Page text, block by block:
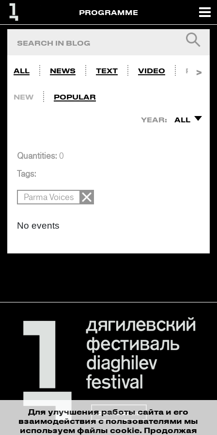
PROGRAMME
ALL NEWS TEXT VIDEO PHOTO
NEW POPULAR
YEAR: ALL
Quantities: 0
Tags:
Parma Voices
No events
contact us
Для улучшения работы сайта и его
взаимодействия с пользователями мы
используем файлы cookie. Продолжая